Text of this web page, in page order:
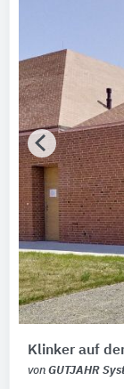
Klinker auf
von GUTJAHR